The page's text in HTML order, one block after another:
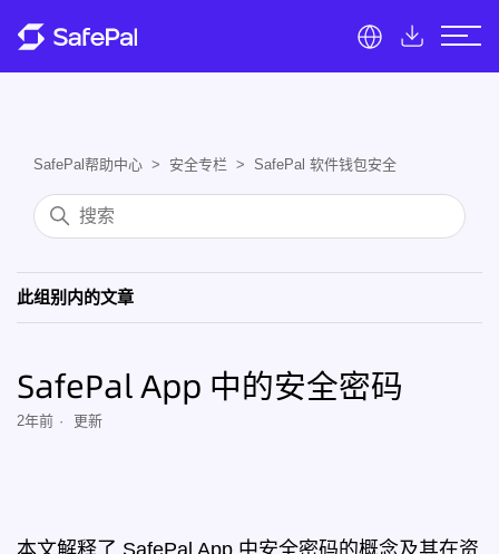
SafePal帮助中心 安全专栏 SafePal 软件钱包安全
此组别内的文章
SafePal App 中的安全密码
2年前 更新
本文解释了 SafePal App 中安全密码的概念及其在资